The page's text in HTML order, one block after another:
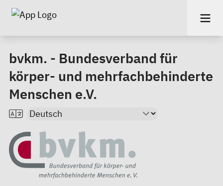
bvkm. - Bundesverband für
körper- und mehrfachbehinderte
Menschen e.V.